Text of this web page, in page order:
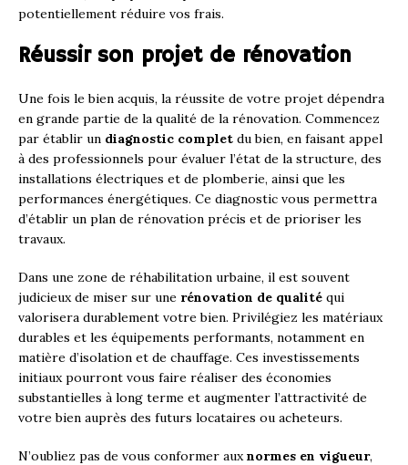
potentiellement réduire vos frais.
Réussir son projet de rénovation
Une fois le bien acquis, la réussite de votre projet dépendra
en grande partie de la qualité de la rénovation. Commencez
par établir un diagnostic complet du bien, en faisant appel
à des professionnels pour évaluer l’état de la structure, des
installations électriques et de plomberie, ainsi que les
performances énergétiques. Ce diagnostic vous permettra
d’établir un plan de rénovation précis et de prioriser les
travaux.
Dans une zone de réhabilitation urbaine, il est souvent
judicieux de miser sur une rénovation de qualité qui
valorisera durablement votre bien. Privilégiez les matériaux
durables et les équipements performants, notamment en
matière d’isolation et de chauffage. Ces investissements
initiaux pourront vous faire réaliser des économies
substantielles à long terme et augmenter l’attractivité de
votre bien auprès des futurs locataires ou acheteurs.
N’oubliez pas de vous conformer auxnormes en vigueur,